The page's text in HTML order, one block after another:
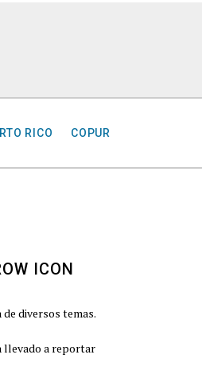
RICO
COPUR
diversos temas.
llevado a reportar